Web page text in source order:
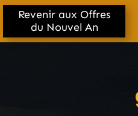
Revenir aux Offres
du Nouvel An